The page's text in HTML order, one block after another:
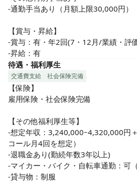
-通勤手当あり（月額上限30,000円）
【賞与・昇給】
-賞与：有・年2回(7・12月/業績・評
-昇給：有
待遇・福利厚生
交通費支給 社会保険完備
【保険】
雇用保険・社会保険完備
【その他福利厚生等】
-想定年収：3,240,000ｰ4,320,000円
コール月4回を想定）
-退職金あり(勤続年数3年以上)
-マイカー・バイク・自転車通勤：可
-貸与物：制服